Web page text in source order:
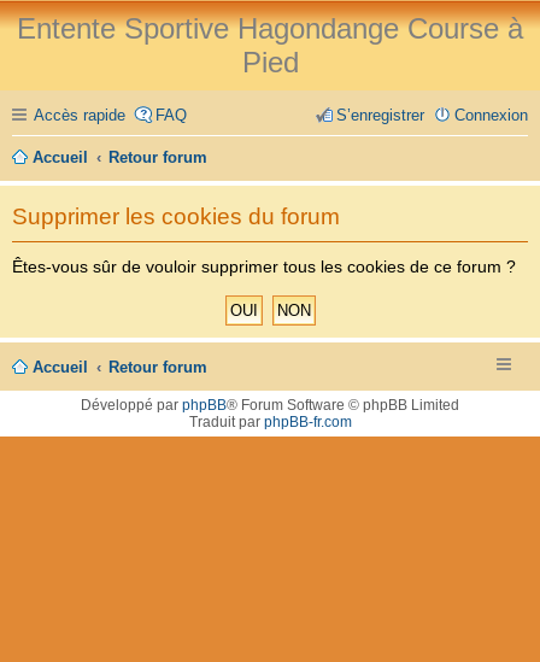
Entente Sportive Hagondange Course à
Pied
Accès rapide FAQ Connexion
S’enregistrer
Accueil Retour forum
Supprimer les cookies du forum
Êtes-vous sûr de vouloir supprimer tous les cookies de ce forum ?
Accueil Retour forum
Développé par phpBB® Forum Software © phpBB Limited
Traduit par phpBB-fr.com